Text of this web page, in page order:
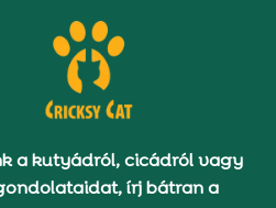
a kutyádról, cicádról vagy
írj bátran a